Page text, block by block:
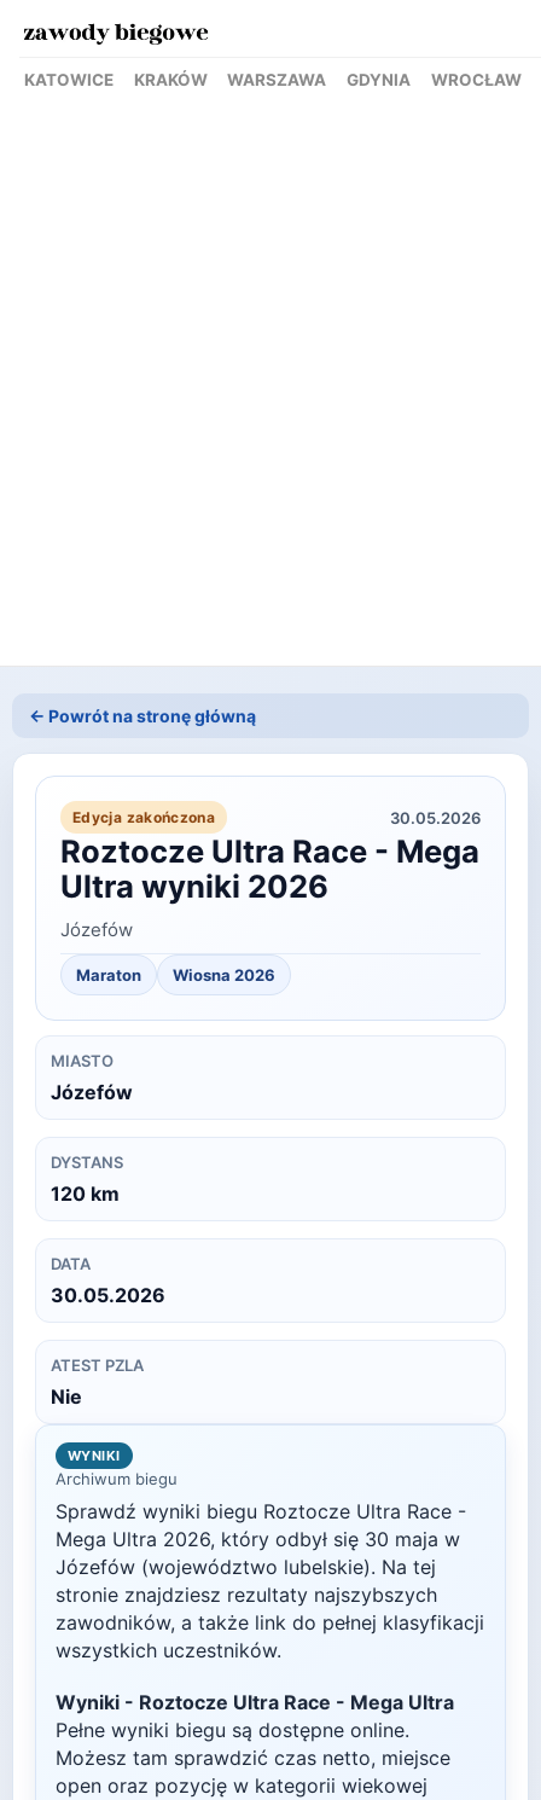
KATOWICE KRAKÓW WARSZAWA GDYNIA WROCŁAW
← Powrót na stronę główną
Edycja zakończona 30.05.2026
Roztocze Ultra Race - Mega
Ultra wyniki 2026
Józefów
Maraton Wiosna 2026
MIASTO
Józefów
DYSTANS
120 km
DATA
30.05.2026
ATEST PZLA
Nie
WYNIKI
Archiwum biegu
Sprawdź wyniki biegu Roztocze Ultra Race -
Mega Ultra 2026, który odbył się 30 maja w
Józefów (województwo lubelskie). Na tej
stronie znajdziesz rezultaty najszybszych
zawodników, a także link do pełnej klasyfikacji
wszystkich uczestników.
Wyniki - Roztocze Ultra Race - Mega Ultra
Pełne wyniki biegu są dostępne online.
Możesz tam sprawdzić czas netto, miejsce
open oraz pozycję w kategorii wiekowej